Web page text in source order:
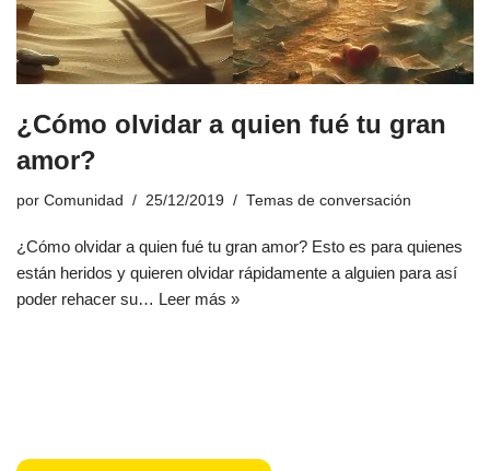
¿Cómo olvidar a quien fué tu gran
amor?
por Comunidad 25/12/2019 Temas de conversación
¿Cómo olvidar a quien fué tu gran amor? Esto es para quienes
están heridos y quieren olvidar rápidamente a alguien para así
poder rehacer su… Leer más »